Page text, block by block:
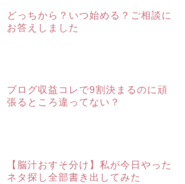
どっちから？いつ始める？ご相談に
お答えしました
ブログ収益コレで9割決まるのに頑
張るところ違ってない？
【脳汁おすそ分け】私が今日やった
ネタ探し全部書き出してみた